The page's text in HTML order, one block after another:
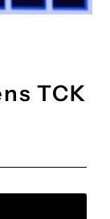
TCK